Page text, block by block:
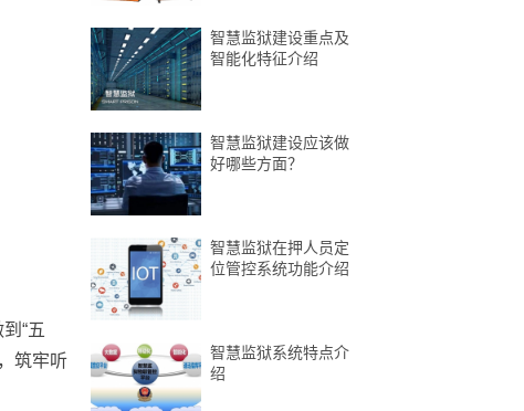
“五
筑牢听
智慧监狱建设重点及
智能化特征介绍
智慧监狱建设应该做
好哪些方面？
智慧监狱在押人员定
位管控系统功能介绍
智慧监狱系统特点介
绍